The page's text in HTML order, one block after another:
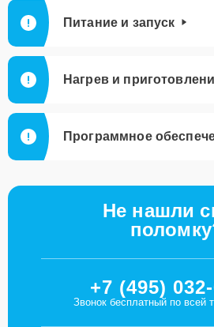
Питание и запуск
Нагрев и
Программное
Не нашли
+7 (495)
Звонок бесплатный по всей